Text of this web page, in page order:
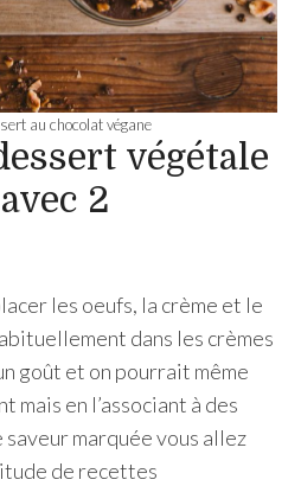
au chocolat végane
végétale
2
les oeufs, la crème et le
dans les crèmes
goût et on pourrait même
mais en l’associant à des
marquée vous allez
de recettes